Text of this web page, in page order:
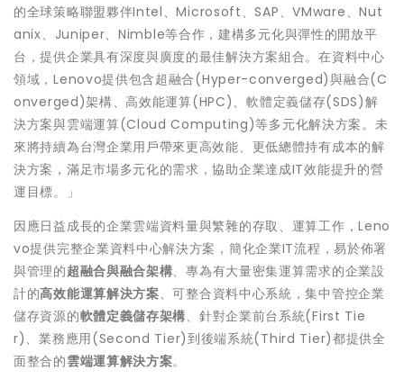
的全球策略聯盟夥伴Intel、Microsoft、SAP、VMware、Nut
anix、Juniper、Nimble等合作，建構多元化與彈性的開放平
台，提供企業具有深度與廣度的最佳解決方案組合。在資料中心
領域，Lenovo提供包含超融合(Hyper-converged)與融合(C
onverged)架構、高效能運算(HPC)、軟體定義儲存(SDS)解
決方案與雲端運算(Cloud Computing)等多元化解決方案。未
來將持續為台灣企業用戶帶來更高效能、更低總體持有成本的解
決方案，滿足市場多元化的需求，協助企業達成IT效能提升的營
運目標。」
因應日益成長的企業雲端資料量與繁雜的存取、運算工作，Leno
vo提供完整企業資料中心解決方案，簡化企業IT流程，易於佈署
與管理的超融合與融合架構、專為有大量密集運算需求的企業設
計的高效能運算解決方案、可整合資料中心系統，集中管控企業
儲存資源的軟體定義儲存架構、針對企業前台系統(First Tie
r)、業務應用(Second Tier)到後端系統(Third Tier)都提供全
面整合的雲端運算解決方案。